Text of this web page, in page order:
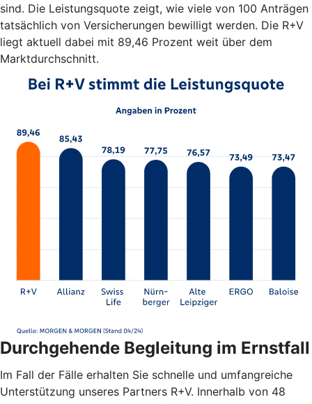
sind. Die Leistungsquote zeigt, wie viele von 100 Anträgen
tatsächlich von Versicherungen bewilligt werden. Die R+V
liegt aktuell dabei mit 89,46 Prozent weit über dem
Marktdurchschnitt.
Durchgehende Begleitung im Ernstfall
Im Fall der Fälle erhalten Sie schnelle und umfangreiche
Unterstützung unseres Partners R+V. Innerhalb von 48